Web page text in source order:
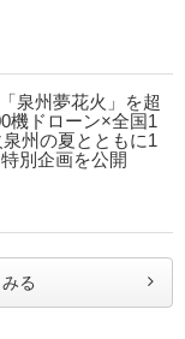
泉州夢花火」を超
機ドローン×全国1
州の夏とともに1
別企画を公開
る